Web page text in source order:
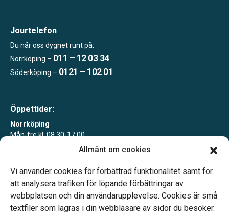
Allmänt om cookies
Vi använder cookies för förbättrad funktionalitet samt för
att analysera trafiken för löpande förbättringar av
webbplatsen och din användarupplevelse. Cookies är små
textfiler som lagras i din webbläsare av sidor du besöker.
Jourtelefon
Du når oss dygnet runt på:
Norrköping – 011 – 12 03 34
Söderköping – 0121 – 102 01
Öppettider:
Norrköping
Mån-fre kl. 08.30-17.00
Tisdagar 10-15 eller enligt överenskommelse